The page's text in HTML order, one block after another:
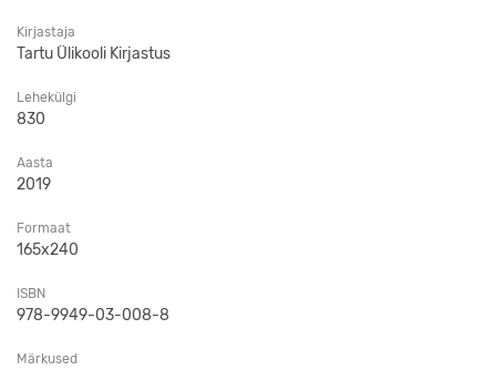
Kirjastaja
Tartu Ülikooli Kirjastus
Lehekülgi
830
Aasta
2019
Formaat
165x240
ISBN
978-9949-03-008-8
Märkused